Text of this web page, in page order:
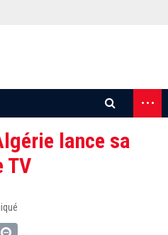
...
lance sa
TV